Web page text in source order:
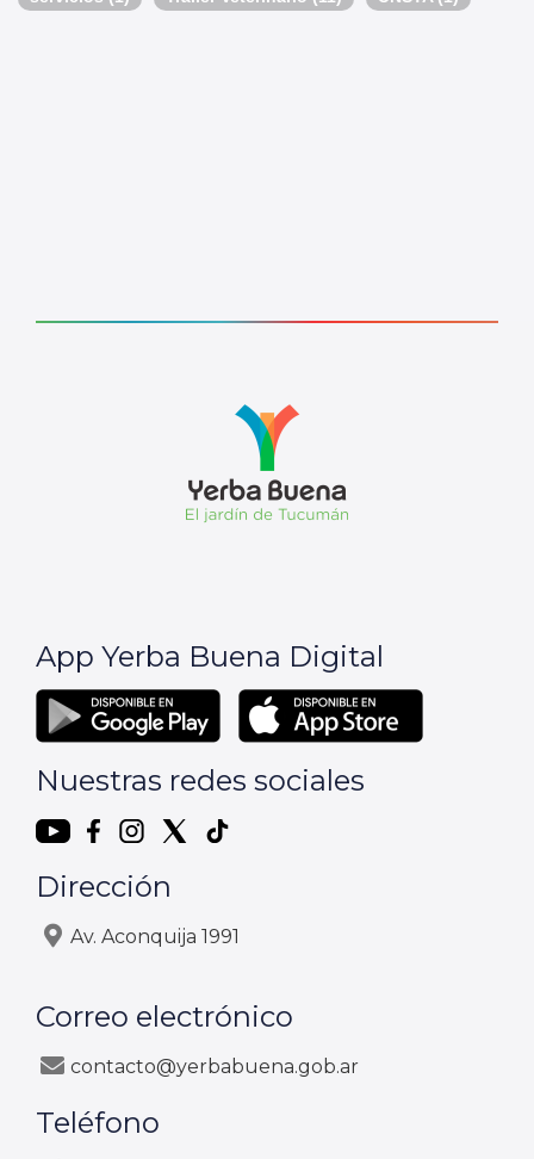
App Yerba Buena Digital
Nuestras redes sociales
Dirección
Av. Aconquija 1991
Correo electrónico
contacto@yerbabuena.gob.ar
Teléfono